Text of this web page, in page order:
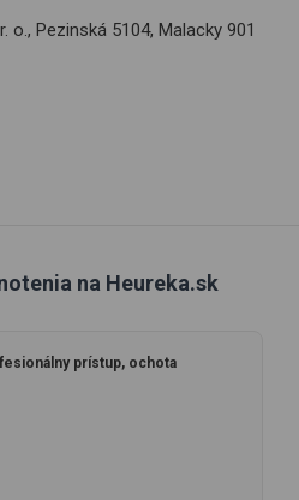
o., Pezinská 5104, Malacky 901
na Heureka.sk
prístup, ochota